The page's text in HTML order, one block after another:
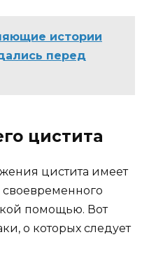
истории
перед
цистита
цистита имеет
помощью. Вот
о которых следует